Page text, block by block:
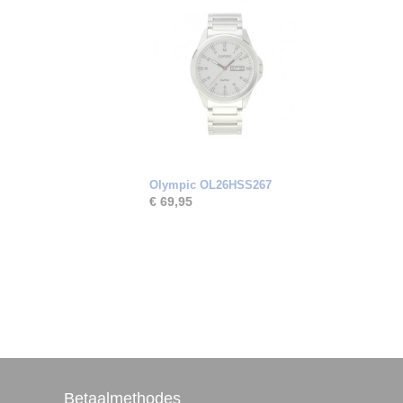
Olympic OL26HSS267
€ 69,95
Betaalmethodes